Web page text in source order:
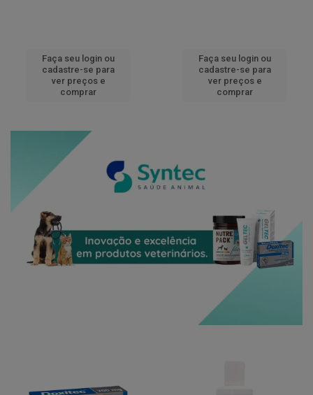
Faça seu login ou
cadastre-se para
ver preços e
comprar
Faça seu login ou
cadastre-se para
ver preços e
comprar